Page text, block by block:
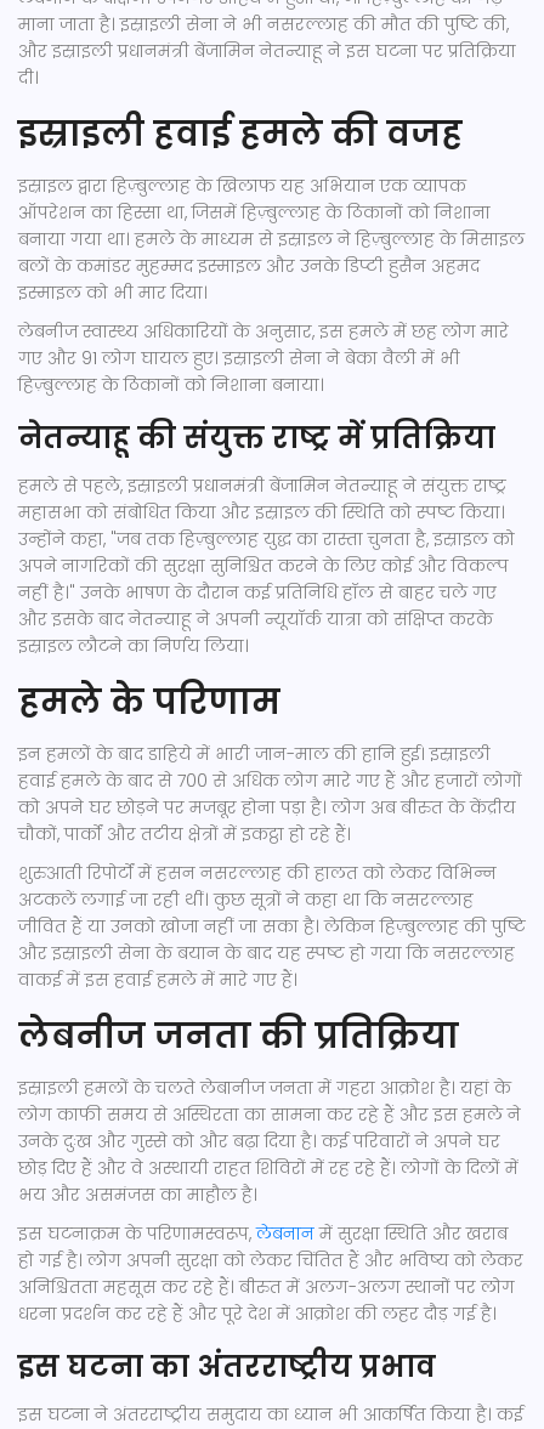
माना जाता है। इस्राइली सेना ने भी नसरल्लाह की मौत की पुष्टि की,
और इस्राइली प्रधानमंत्री बेंजामिन नेतन्याहू ने इस घटना पर प्रतिक्रिया
दी।
इस्राइली हवाई हमले की वजह
इस्राइल द्वारा हिज़्बुल्लाह के खिलाफ यह अभियान एक व्यापक
ऑपरेशन का हिस्सा था, जिसमें हिज़्बुल्लाह के ठिकानों को निशाना
बनाया गया था। हमले के माध्यम से इस्राइल ने हिज़्बुल्लाह के मिसाइल
बलों के कमांडर मुहम्मद इस्माइल और उनके डिप्टी हुसैन अहमद
इस्माइल को भी मार दिया।
लेबनीज स्वास्थ्य अधिकारियों के अनुसार, इस हमले में छह लोग मारे
गए और 91 लोग घायल हुए। इस्राइली सेना ने बेका वैली में भी
हिज़्बुल्लाह के ठिकानों को निशाना बनाया।
नेतन्याहू की संयुक्त राष्ट्र में प्रतिक्रिया
हमले से पहले, इस्राइली प्रधानमंत्री बेंजामिन नेतन्याहू ने संयुक्त राष्ट्र
महासभा को संबोधित किया और इस्राइल की स्थिति को स्पष्ट किया।
उन्होंने कहा, "जब तक हिज़्बुल्लाह युद्ध का रास्ता चुनता है, इस्राइल को
अपने नागरिकों की सुरक्षा सुनिश्चित करने के लिए कोई और विकल्प
नहीं है।" उनके भाषण के दौरान कई प्रतिनिधि हॉल से बाहर चले गए
और इसके बाद नेतन्याहू ने अपनी न्यूयॉर्क यात्रा को संक्षिप्त करके
इस्राइल लौटने का निर्णय लिया।
हमले के परिणाम
इन हमलों के बाद डाहिये में भारी जान-माल की हानि हुई। इस्राइली
हवाई हमले के बाद से 700 से अधिक लोग मारे गए हैं और हजारों लोगों
को अपने घर छोड़ने पर मजबूर होना पड़ा है। लोग अब बीरुत के केंद्रीय
चौकों, पार्कों और तटीय क्षेत्रों में इकट्ठा हो रहे हैं।
शुरुआती रिपोर्टों में हसन नसरल्लाह की हालत को लेकर विभिन्न
अटकलें लगाई जा रही थीं। कुछ सूत्रों ने कहा था कि नसरल्लाह
जीवित हैं या उनको खोजा नहीं जा सका है। लेकिन हिज़्बुल्लाह की पुष्टि
और इस्राइली सेना के बयान के बाद यह स्पष्ट हो गया कि नसरल्लाह
वाकई में इस हवाई हमले में मारे गए हैं।
लेबनीज जनता की प्रतिक्रिया
इस्राइली हमलों के चलते लेबानीज जनता में गहरा आक्रोश है। यहां के
लोग काफी समय से अस्थिरता का सामना कर रहे हैं और इस हमले ने
उनके दुःख और गुस्से को और बढ़ा दिया है। कई परिवारों ने अपने घर
छोड़ दिए हैं और वे अस्थायी राहत शिविरों में रह रहे हैं। लोगों के दिलों में
भय और असमंजस का माहौल है।
इस घटनाक्रम के परिणामस्वरूप,लेबनानमें सुरक्षा स्थिति और खराब
हो गई है। लोग अपनी सुरक्षा को लेकर चिंतित हैं और भविष्य को लेकर
अनिश्चितता महसूस कर रहे हैं। बीरुत में अलग-अलग स्थानों पर लोग
धरना प्रदर्शन कर रहे हैं और पूरे देश में आक्रोश की लहर दौड़ गई है।
इस घटना का अंतरराष्ट्रीय प्रभाव
इस घटना ने अंतरराष्ट्रीय समुदाय का ध्यान भी आकर्षित किया है। कई